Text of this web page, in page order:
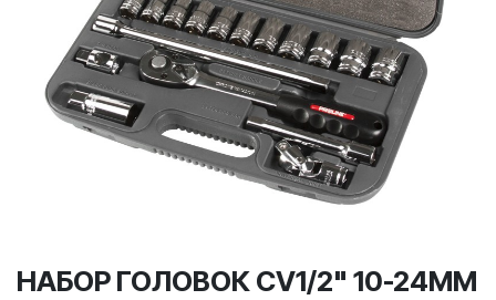
НАБОР ГОЛОВОК CV1/2" 10-24MM